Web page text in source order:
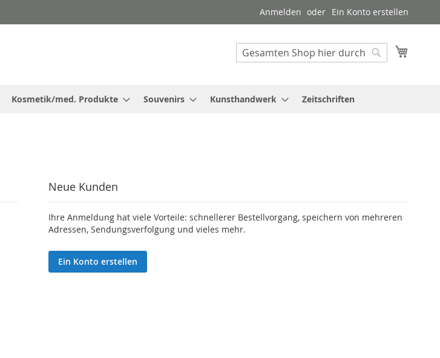
Anmelden Ein Konto erstellen
Suche
Kosmetik/med. Produkte Souvenirs Kunsthandwerk Zeitschriften
Neue Kunden
Ihre Anmeldung hat viele Vorteile: schnellerer Bestellvorgang, speichern von mehreren
Adressen, Sendungsverfolgung und vieles mehr.
Ein Konto erstellen